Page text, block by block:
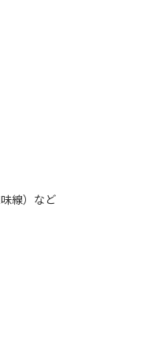
線）など